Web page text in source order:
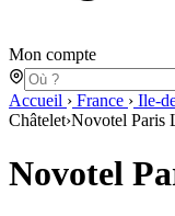
Mon compte
Accueil › France › Ile-
Châtelet›Novotel Paris
Novotel